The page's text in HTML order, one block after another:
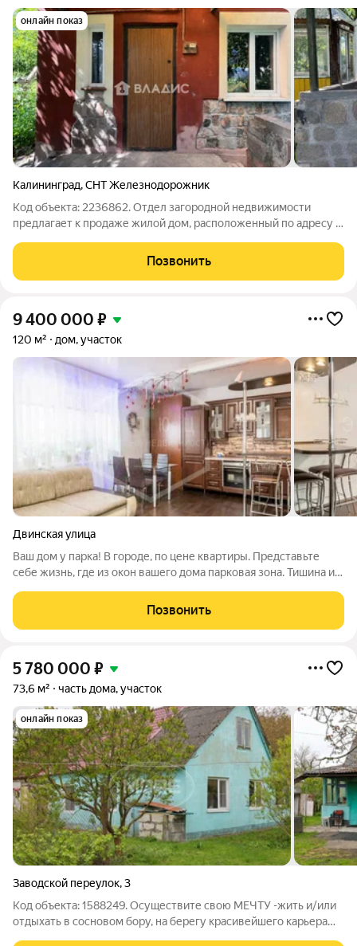
онлайн показ
Калининград,СНТ Железнодорожник
Код объекта: 2236862. Отдел загородной недвижимости
предлагает к продаже жилой дом, расположенный по адресу г.
"Железнодорожник". Ориентиры: ул. Энергетиков, СНТ
"Чайка", ул. Дзержинского, ул. С
Позвонить
9 400 000 ₽
120 м² дом, участок
Двинская улица
Ваш дом у парка! В городе, по цене квартиры. Представьте
себе жизнь, где из окон вашего дома парковая зона. Тишина и
120 кв м, два этажа. Выгодное расположение дома. Площадь
дома 6 соток.
Позвонить
5 780 000 ₽
73,6 м² часть дома, участок
онлайн показ
Заводской переулок,3
Код объекта: 1588249. Осуществите свою МЕЧТУ -жить и/или
отдыхать в сосновом бору, на берегу красивейшего карьера